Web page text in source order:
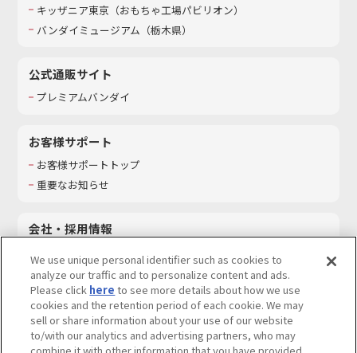
キッザニア東京（おもちゃ工場パビリオン）​
バンダイミュージアム（栃木県）
公式通販サイト
プレミアムバンダイ
お客様サポート
お客様サポートトップ
重要なお知らせ
会社・採用情報
採用情報
サステナビリティ
お問い合わせ
We use unique personal identifier such as cookies to
analyze our traffic and to personalize content and ads.
Please click here to see more details about how we use
cookies and the retention period of each cookie. We may
sell or share information about your use of our website
to/with our analytics and advertising partners, who may